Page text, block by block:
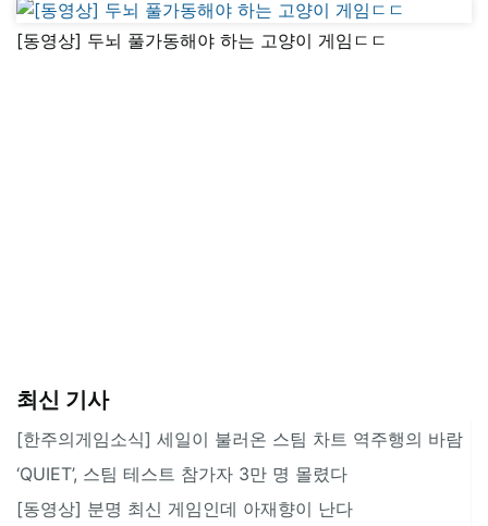
[동영상] 두뇌 풀가동해야 하는 고양이 게임ㄷㄷ
최신 기사
[한주의게임소식] 세일이 불러온 스팀 차트 역주행의 바람
‘QUIET’, 스팀 테스트 참가자 3만 명 몰렸다
[동영상] 분명 최신 게임인데 아재향이 난다